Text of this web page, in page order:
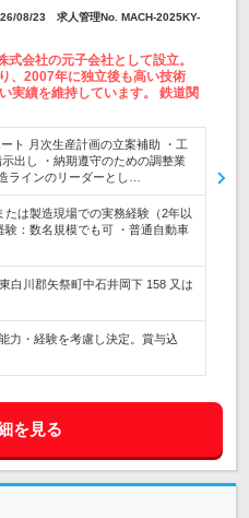
08/23 求人管理No. MACH-2025KY-
会社の元子会社として設立。
、2007年に独立後も高い技術
実績を維持しています。 鉄道関
ト 月次生産計画の立案補助 ・工
出し ・納期遵守のための調整業
ラインのリーダーとし…
たは製造現場での実務経験（2年以
験：数名規模でも可 ・普通自動車
川郡矢祭町中石井岡下 158 又は
力・経験を考慮し決定。賞与込
を見る